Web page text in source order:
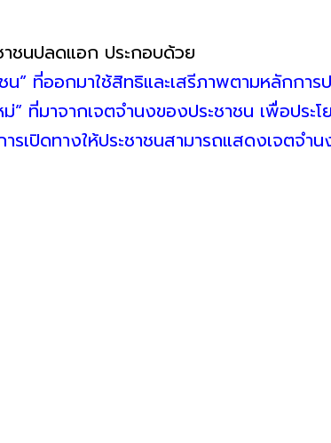
ชนปลดแอก ประกอบด้วย
” ที่ออกมาใช้สิทธิและเสรีภาพตามหลักการ
” ที่มาจากเจตจำนงของประชาชน เพื่อปร
รเปิดทางให้ประชาชนสามารถแสดงเจตจำ